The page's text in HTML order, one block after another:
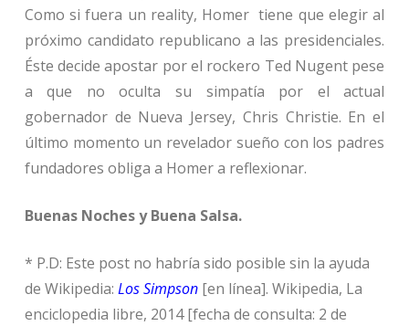
Como si fuera un reality, Homer tiene que elegir al
próximo candidato republicano a las presidenciales.
Éste decide apostar por el rockero Ted Nugent pese
a que no oculta su simpatía por el actual
gobernador de Nueva Jersey, Chris Christie. En el
último momento un revelador sueño con los padres
fundadores obliga a Homer a reflexionar.
Buenas Noches y Buena Salsa.
* P.D: Este post no habría sido posible sin la ayuda
de Wikipedia: Los Simpson [en línea]. Wikipedia, La
enciclopedia libre, 2014 [fecha de consulta: 2 de